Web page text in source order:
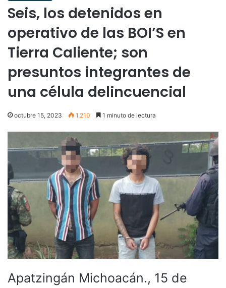
Seis, los detenidos en
operativo de las BOI’S en
Tierra Caliente; son
presuntos integrantes de
una célula delincuencial
octubre 15, 2023 1.210 1 minuto de lectura
Apatzingán Michoacán., 15 de